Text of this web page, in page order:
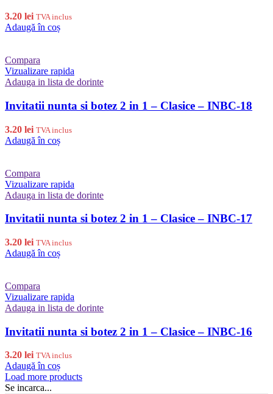
3.20 lei TVA inclus
Adaugă în coș
Compara
Vizualizare rapida
Adauga in lista de dorinte
Invitatii nunta si botez 2 in 1 – Clasice – INBC-18
3.20 lei TVA inclus
Adaugă în coș
Compara
Vizualizare rapida
Adauga in lista de dorinte
Invitatii nunta si botez 2 in 1 – Clasice – INBC-17
3.20 lei TVA inclus
Adaugă în coș
Compara
Vizualizare rapida
Adauga in lista de dorinte
Invitatii nunta si botez 2 in 1 – Clasice – INBC-16
3.20 lei TVA inclus
Adaugă în coș
Load more products
Se incarca...